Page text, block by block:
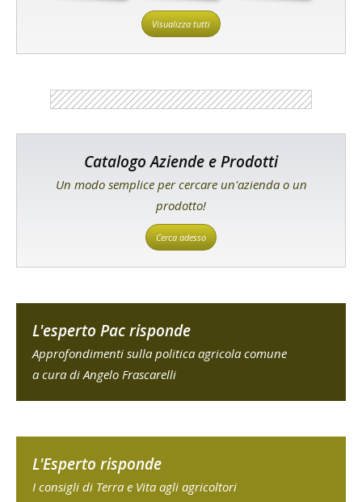
Visualizza tutti
Catalogo Aziende e Prodotti
Un modo semplice per cercare un'azienda o un
prodotto!
Cerca adesso
L'esperto Pac risponde
Approfondimenti sulla politica agricola comune
a cura di Angelo Frascarelli
L'Esperto risponde
I consigli di Terra e Vita agli agricoltori